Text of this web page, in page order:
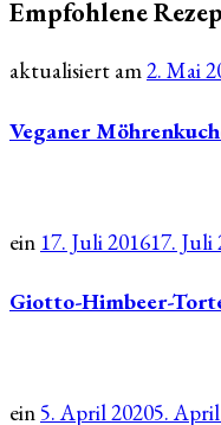
Empfohlene
aktualisiert am2. Mai
Veganer
ein 17. Juli 201617. Juli
Giotto-Himbeer-
ein 5. April 20205.